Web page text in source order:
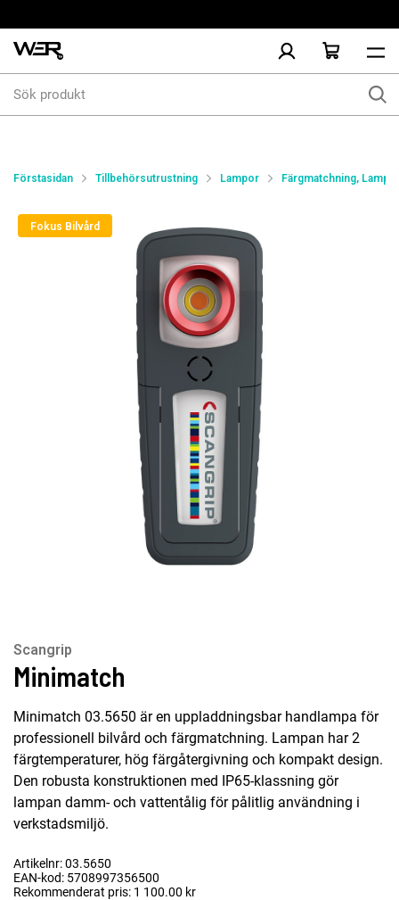
produkt
Förstasidan Tillbehörsutrustning Lampor Färgmatchning,
Fokus Bilvård
Scangrip
Minimatch
Minimatch 03.5650 är en uppladdningsbar handlampa för
professionell bilvård och färgmatchning. Lampan har 2
färgtemperaturer, hög färgåtergivning och kompakt design.
Den robusta konstruktionen med IP65-klassning gör
lampan damm- och vattentålig för pålitlig användning i
verkstadsmiljö.
Artikelnr: 03.5650
EAN-kod: 5708997356500
Rekommenderat pris: 1 100.00 kr